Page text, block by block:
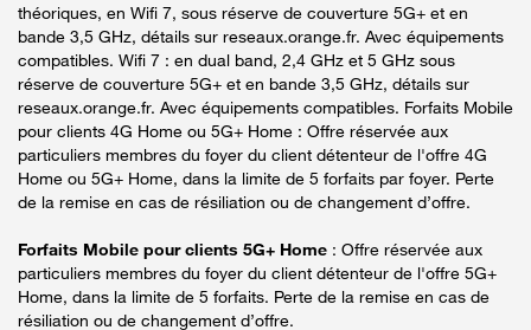
théoriques, en Wifi 7, sous réserve de couverture 5G+ et en
bande 3,5 GHz, détails sur reseaux.orange.fr. Avec équipements
compatibles. Wifi 7 : en dual band, 2,4 GHz et 5 GHz sous
réserve de couverture 5G+ et en bande 3,5 GHz, détails sur
reseaux.orange.fr. Avec équipements compatibles. Forfaits Mobile
pour clients 4G Home ou 5G+ Home : Offre réservée aux
particuliers membres du foyer du client détenteur de l'offre 4G
Home ou 5G+ Home, dans la limite de 5 forfaits par foyer. Perte
de la remise en cas de résiliation ou de changement d’offre.
Forfaits Mobile pour clients 5G+ Home : Offre réservée aux
particuliers membres du foyer du client détenteur de l'offre 5G+
Home, dans la limite de 5 forfaits. Perte de la remise en cas de
résiliation ou de changement d’offre.